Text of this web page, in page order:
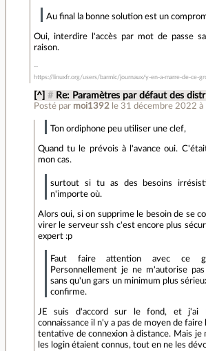
Au final la bonne solution est un
Oui, interdire l'accès par mot de passe
raison.
https://linuxfr.org/users/barmic/journaux/y-en-a-marre-de-ce-
[^] # Re: Paramètres par défaut des
Posté par moi1392 le 31 décembre 2022 à
Ton ordiphone peu utiliser une clef,
Quand tu le prévois à l'avance oui.
mon cas.
surtout si tu as des besoins
n'importe où.
Alors oui, si on supprime le besoin de se
virer le serveur ssh c'est encore plus
expert :p
Faut faire attention avec ce
Personnellement je ne m'autorise
sans qu'un gars un minimum plus
confirme.
JE suis d'accord sur le fond, et j'ai
connaissance il n'y a pas de moyen de
tentative de connexion à distance. Mais je
les login étaient connus, tout en ne les